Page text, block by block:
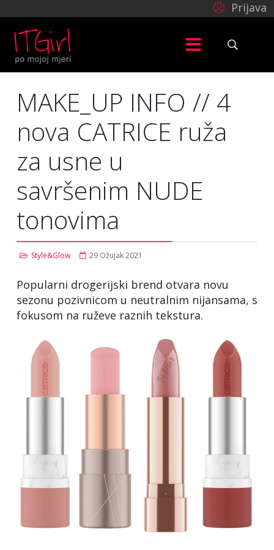
Prijava
MAKE_UP INFO // 4
nova CATRICE ruža
za usne u
savršenim NUDE
tonovima
Style&Glow 29 Ožujak 2021
Popularni drogerijski brend otvara novu
sezonu pozivnicom u neutralnim nijansama, s
fokusom na ruževe raznih tekstura.